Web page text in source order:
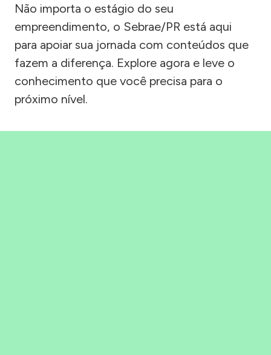
Não importa o estágio do seu
empreendimento, o Sebrae/PR está aqui
para apoiar sua jornada com conteúdos que
fazem a diferença. Explore agora e leve o
conhecimento que você precisa para o
próximo nível.